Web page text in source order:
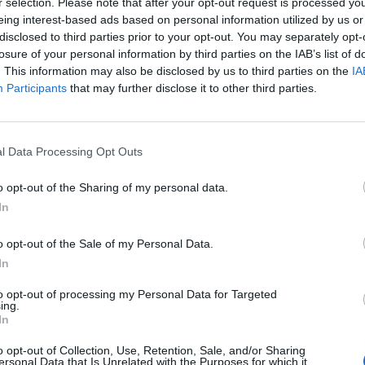
interest-based ads based on personal information utilized by us
to third parties prior to your opt-out. You may separately
of your personal information by third parties on the IAB’s list of
This information may also be disclosed by us to third parties on the
Participants that may further disclose it to other third parties.
Data Processing Opt Outs
opt-out of the Sharing of my personal data.
opt-out of the Sale of my Personal Data.
opt-out of processing my Personal Data for Targeted
opt-out of Collection, Use, Retention, Sale, and/or Sharing
Data that Is Unrelated with the Purposes for which it
βασικά στον εξαίρετο προπονητή του
είδηση προέχει βέβαια να
του Νεοκλή. Είχε βέβαια και άλλες
αθλητικής του καριέρας σε βαλκανικούς
αφού έγινε ένας διακεκριμμένος
στους Λάκωνες, αλλά και στους
με την πολιτική ως υποψήφιος
είμαστε σίγουροι ότι με τον
της Λακωνίας, εφόσον οι Λάκωνες τον
7ης Ιουλίου 2019.
σήμερα πορεία του σε όλα τα πεδία